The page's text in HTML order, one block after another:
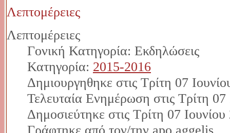
Λεπτομέρειες
Λεπτομέρειες
Γονική Κατηγορία: Εκδηλώσεις
Κατηγορία: 2015-2016
Δημιουργηθηκε στις Τρίτη 07
Τελευταία Ενημέρωση στις Τρίτη
Δημοσιεύτηκε στις Τρίτη 07